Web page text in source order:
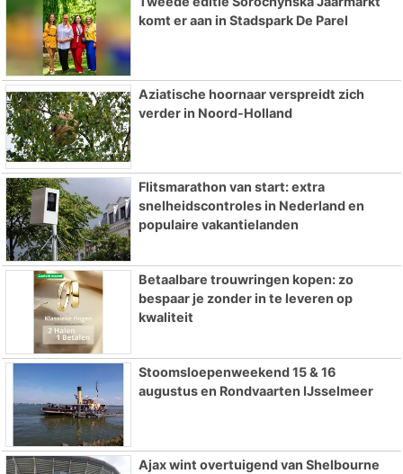
komt er aan in Stadspark De Parel
Aziatische hoornaar verspreidt zich
verder in Noord-Holland
Flitsmarathon van start: extra
snelheidscontroles in Nederland en
populaire vakantielanden
Betaalbare trouwringen kopen: zo
bespaar je zonder in te leveren op
kwaliteit
Stoomsloepenweekend 15 & 16
augustus en Rondvaarten IJsselmeer
Ajax wint overtuigend van Shelbourne